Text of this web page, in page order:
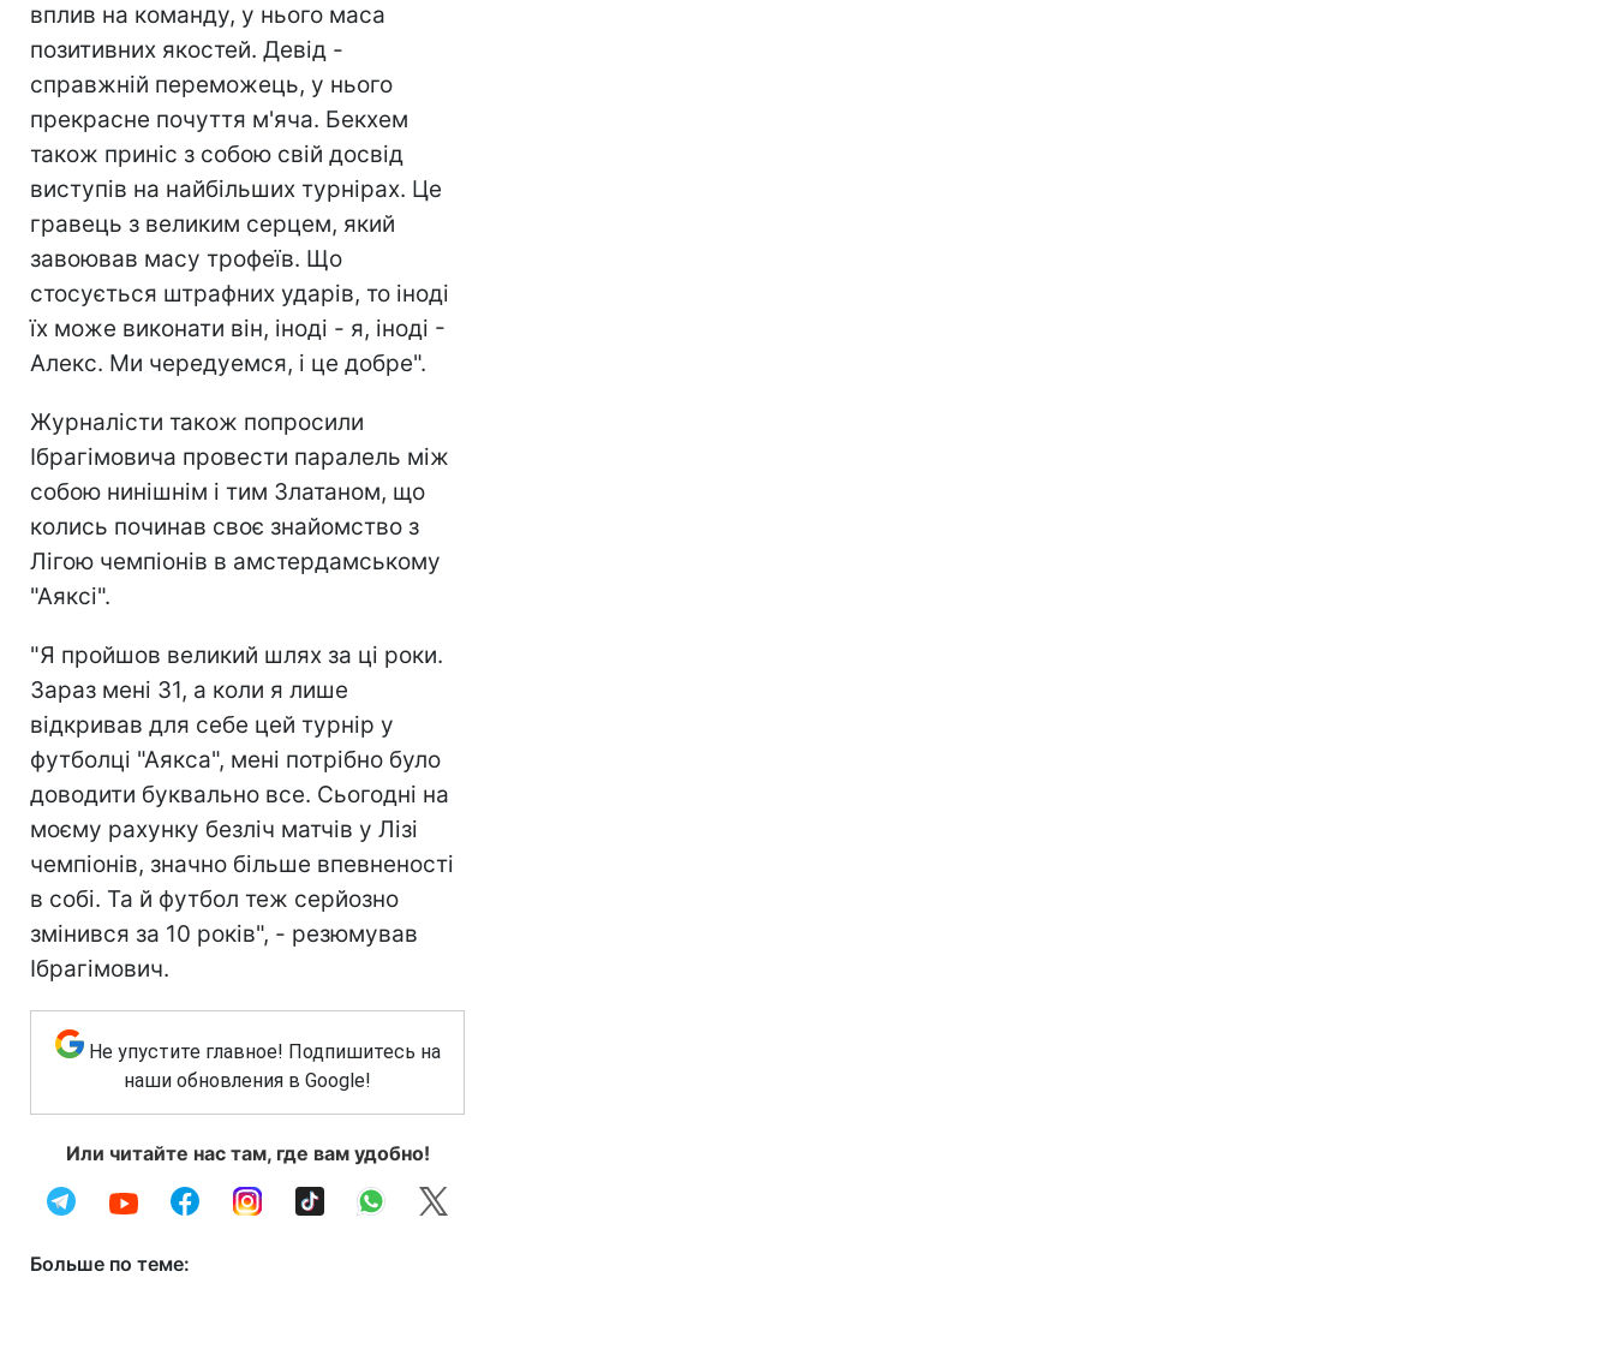
вплив на команду, у нього маса
позитивних якостей. Девід -
справжній переможець, у нього
прекрасне почуття м'яча. Бекхем
також приніс з собою свій досвід
виступів на найбільших турнірах. Це
гравець з великим серцем, який
завоював масу трофеїв. Що
стосується штрафних ударів, то іноді
їх може виконати він, іноді - я, іноді -
Алекс. Ми чередуемся, і це добре".
Журналісти також попросили
Ібрагімовича провести паралель між
собою нинішнім і тим Златаном, що
колись починав своє знайомство з
Лігою чемпіонів в амстердамському
"Аяксі".
"Я пройшов великий шлях за ці роки.
Зараз мені 31, а коли я лише
відкривав для себе цей турнір у
футболці "Аякса", мені потрібно було
доводити буквально все. Сьогодні на
моєму рахунку безліч матчів у Лізі
чемпіонів, значно більше впевненості
в собі. Та й футбол теж серйозно
змінився за 10 років", - резюмував
Ібрагімович.
Не упустите главное! Подпишитесь на
наши обновления в Google!
Или читайте нас там, где вам удобно!
Больше по теме: